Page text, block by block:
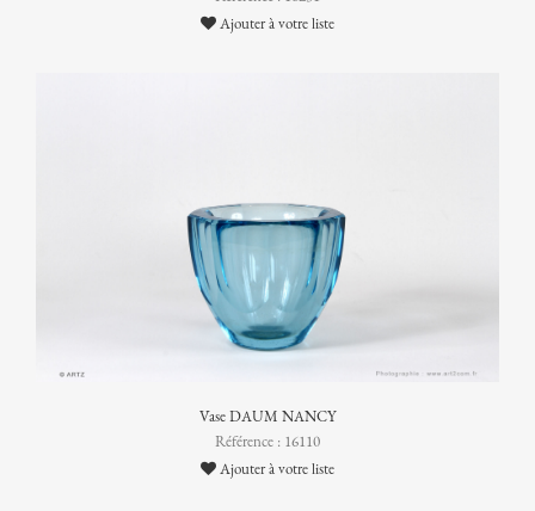
Ajouter à votre liste
Vase DAUM NANCY
Référence : 16110
Ajouter à votre liste